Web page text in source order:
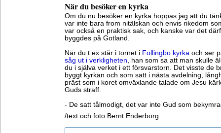
När du besöker en kyrka
Om du nu besöker en kyrka hoppas jag att du
var inte bara from nitälskan och envis rikedom
var också en praktisk sak, och kanske var det
byggdes på Gotland.
När du t ex står i tornet i Follingbo kyrka och ser
såg ut i verkligheten, han som sa att man skulle
du i själva verket i ett försvarstorn. Det visste de
byggt kyrkan och som satt i nästa avdelning,
präst som i koret omväxlande talade om Jesu
Guds straff.
- De satt tålmodigt, det var inte Gud som
/text och foto Bernt Enderborg